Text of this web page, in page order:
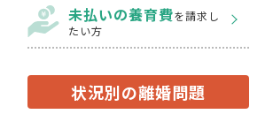
未払いの養育費を請求し
たい方
状況別の離婚問題